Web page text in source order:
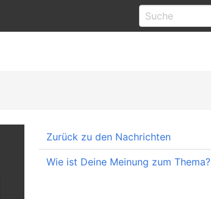
Zurück zu den Nachrichten
Wie ist Deine Meinung zum Thema?